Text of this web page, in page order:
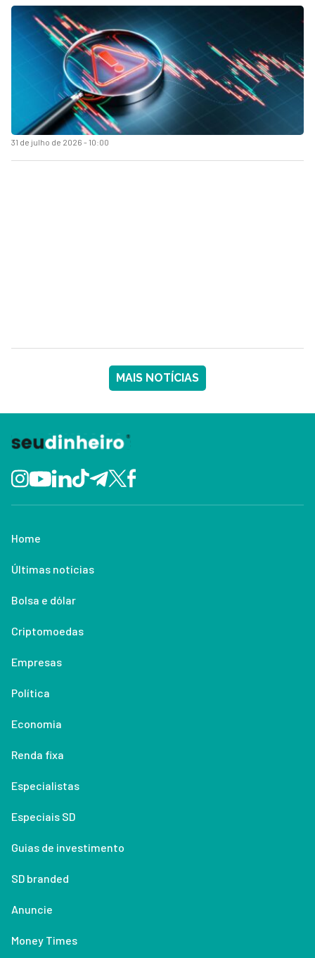
31 de julho de 2026 - 10:00
MAIS NOTÍCIAS
Home
Últimas notícias
Bolsa e dólar
Criptomoedas
Empresas
Política
Economia
Renda fixa
Especialistas
Especiais SD
Guias de investimento
SD branded
Anuncie
Money Times